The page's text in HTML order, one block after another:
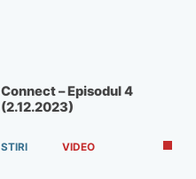
Connect – Episodul 4
(2.12.2023)
STIRI VIDEO